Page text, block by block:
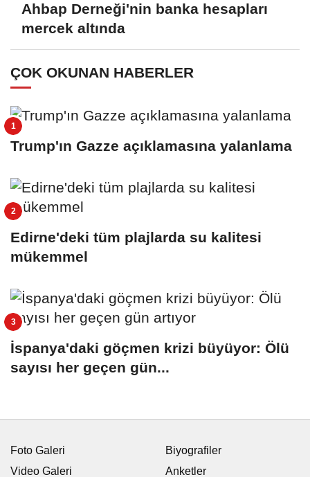
Ahbap Derneği'nin banka hesapları
mercek altında
ÇOK OKUNAN HABERLER
Trump'ın Gazze açıklamasına yalanlama
Edirne'deki tüm plajlarda su kalitesi
mükemmel
İspanya'daki göçmen krizi büyüyor: Ölü
sayısı her geçen gün...
Foto Galeri
Video Galeri
Biyografiler
Anketler